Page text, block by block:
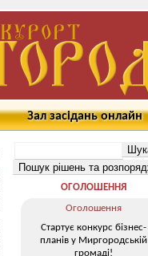
Зал засідань онлайн
ОГОЛОШЕННЯ
Оголошення
Стартує конкурс бізнес-
планів у Миргородській
громаді!